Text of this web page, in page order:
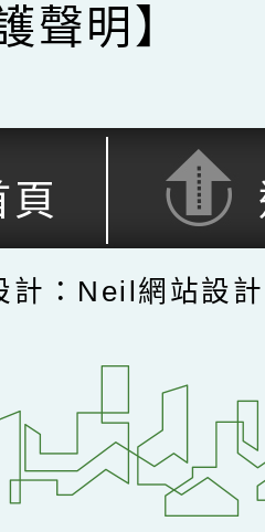
聲明】
頁
計：Neil網站設